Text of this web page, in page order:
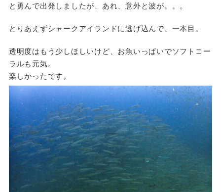
と勇んで出発しましたが、あれ、意外と波が。。。
とりあえずシャークアイランドに逃げ込んで、一本目。
透明度はもう少しほしいけど、お魚いっぱいでソフトコー
ラルも元気。
楽しかったです。